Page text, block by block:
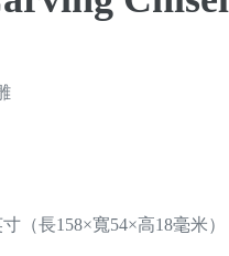
（長158×寬54×高18毫米）